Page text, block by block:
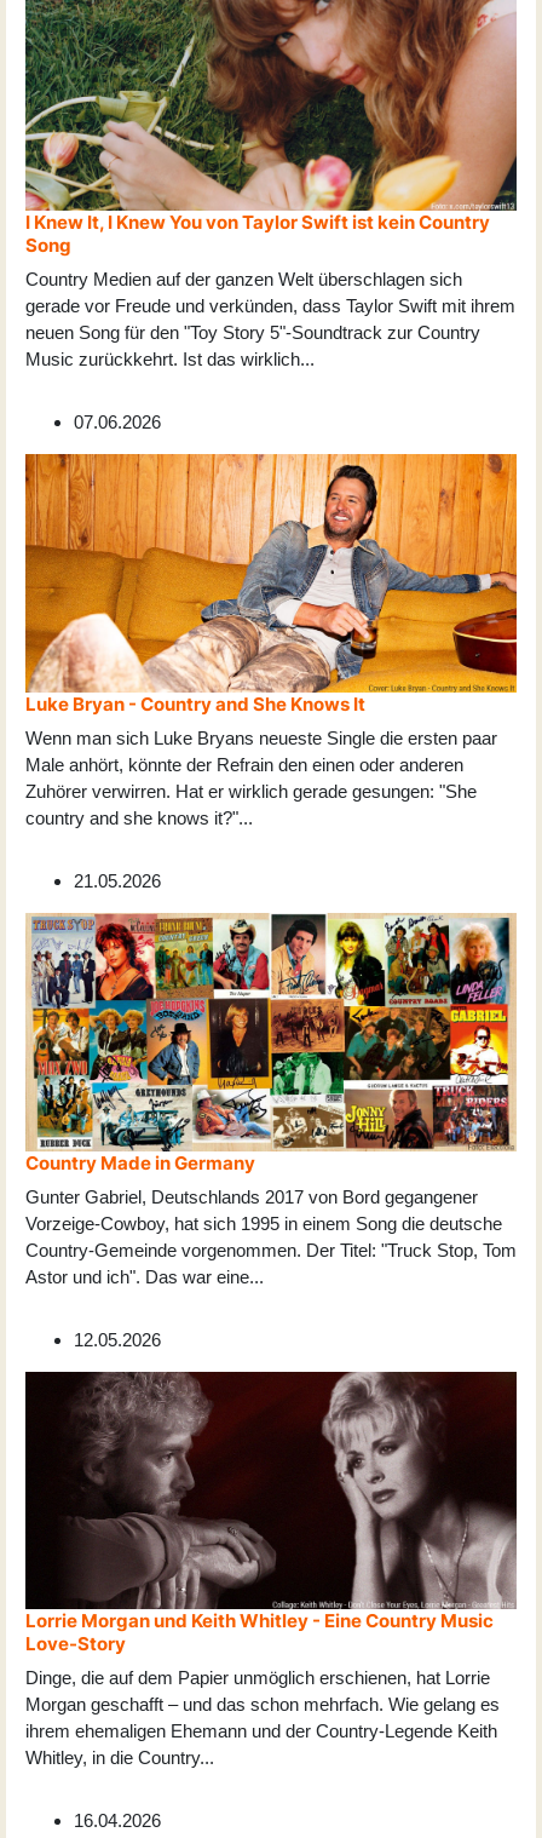
I Knew It, I Knew You von Taylor Swift ist kein Country
Song
Country Medien auf der ganzen Welt überschlagen sich
gerade vor Freude und verkünden, dass Taylor Swift mit ihrem
neuen Song für den "Toy Story 5"-Soundtrack zur Country
Music zurückkehrt. Ist das wirklich...
07.06.2026
Luke Bryan - Country and She Knows It
Wenn man sich Luke Bryans neueste Single die ersten paar
Male anhört, könnte der Refrain den einen oder anderen
Zuhörer verwirren. Hat er wirklich gerade gesungen: "She
country and she knows it?"...
21.05.2026
Country Made in Germany
Gunter Gabriel, Deutschlands 2017 von Bord gegangener
Vorzeige-Cowboy, hat sich 1995 in einem Song die deutsche
Country-Gemeinde vorgenommen. Der Titel: "Truck Stop, Tom
Astor und ich". Das war eine...
12.05.2026
Lorrie Morgan und Keith Whitley - Eine Country Music
Love-Story
Dinge, die auf dem Papier unmöglich erschienen, hat Lorrie
Morgan geschafft – und das schon mehrfach. Wie gelang es
ihrem ehemaligen Ehemann und der Country-Legende Keith
Whitley, in die Country...
16.04.2026